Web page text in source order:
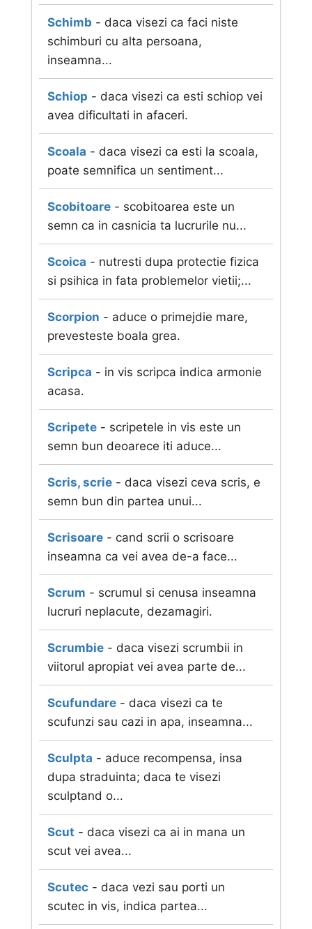
Schimb - daca visezi ca faci niste
schimburi cu alta persoana,
inseamna...
Schiop - daca visezi ca esti schiop vei
avea dificultati in afaceri.
Scoala - daca visezi ca esti la scoala,
poate semnifica un sentiment...
Scobitoare - scobitoarea este un
semn ca in casnicia ta lucrurile nu...
Scoica - nutresti dupa protectie fizica
si psihica in fata problemelor vietii;...
Scorpion - aduce o primejdie mare,
prevesteste boala grea.
Scripca - in vis scripca indica armonie
acasa.
Scripete - scripetele in vis este un
semn bun deoarece iti aduce...
Scris, scrie - daca visezi ceva scris, e
semn bun din partea unui...
Scrisoare - cand scrii o scrisoare
inseamna ca vei avea de-a face...
Scrum - scrumul si cenusa inseamna
lucruri neplacute, dezamagiri.
Scrumbie - daca visezi scrumbii in
viitorul apropiat vei avea parte de...
Scufundare - daca visezi ca te
scufunzi sau cazi in apa, inseamna...
Sculpta - aduce recompensa, insa
dupa straduinta; daca te visezi
sculptand o...
Scut - daca visezi ca ai in mana un
scut vei avea...
Scutec - daca vezi sau porti un
scutec in vis, indica partea...